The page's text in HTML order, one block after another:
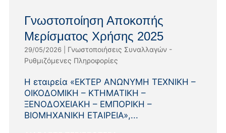
Γνωστοποίηση Αποκοπής
Μερίσματος Χρήσης 2025
29/05/2026| Γνωστοποιήσεις Συναλλαγών -
Ρυθμιζόμενες Πληροφορίες
Η εταιρεία «EΚΤΕΡ ΑΝΩΝΥΜΗ ΤΕΧΝΙΚΗ –
ΟΙΚΟΔΟΜΙΚΗ – ΚΤΗΜΑΤΙΚΗ –
ΞΕΝΟΔΟΧΕΙΑΚΗ – ΕΜΠΟΡΙΚΗ –
ΒΙΟΜΗΧΑΝΙΚΗ ΕΤΑΙΡΕΙΑ»,...